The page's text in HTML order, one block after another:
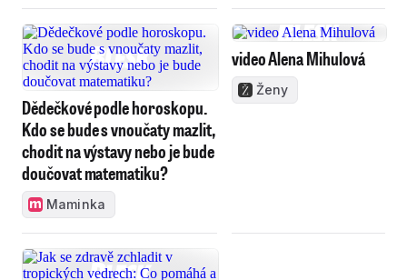
Dědečkové podle horoskopu.
Kdo se bude s vnoučaty mazlit,
chodit na výstavy nebo je bude
doučovat matematiku?
Maminka
video Alena Mihulová
Ženy